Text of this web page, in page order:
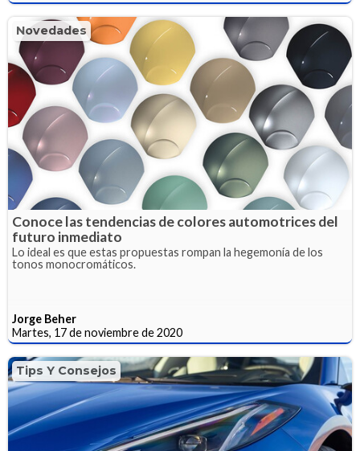
Novedades
Conoce las tendencias de colores automotrices del
futuro inmediato
Lo ideal es que estas propuestas rompan la hegemonía de los
tonos monocromáticos.
Jorge Beher
Martes, 17 de noviembre de 2020
Tips Y Consejos